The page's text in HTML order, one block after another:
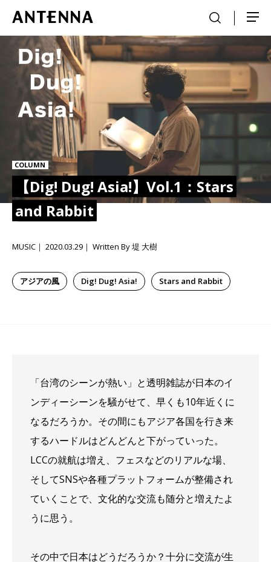
COLUMN
【Dig! Dug! Asia!】Vol.1：Stars
and Rabbit
アジアの風 Dig! Dug! Asia! Stars and Rabbit
MUSIC 2020.03.29 Written By 堤 大樹
「台湾のシーンが熱い」と透明雑誌が日本のイ
ンディーシーンを騒がせて、早くも10年近くに
なるだろうか。その間にもアジア各国を行き来
するハードルはどんどんと下がっていった。
LCCの就航は増え、フェスなどのリアルな場、
そしてSNSや各種プラットフォームが整備され
ていくことで、文化的な交流も随分と増えたよ
うに思う。
その中で日本はどうだろうか？十分に交流が生